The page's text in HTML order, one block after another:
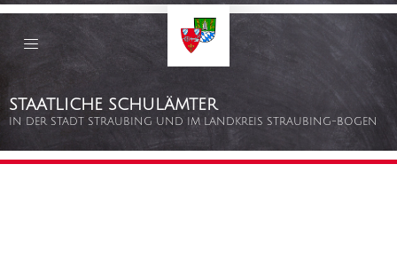
Staatliche
Schulämter
Straubing
–
Zum
Inhalt
springen
STAATLICHE SCHULÄMTER
IN DER STADT STRAUBING UND IM LANDKREIS STRAUBING-BOGEN